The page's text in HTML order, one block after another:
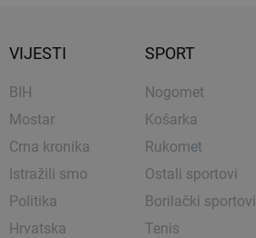
VIJESTI
BIH
Mostar
Crna kronika
Istražili smo
Politika
Hrvatska
SPORT
Nogomet
Košarka
Rukomet
Ostali sportovi
Borilački sportovi
Tenis